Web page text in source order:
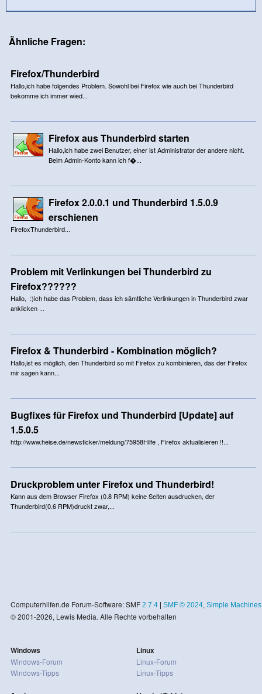
Ähnliche Fragen:
Firefox/Thunderbird
Hallo,ich habe folgendes Problem. Sowohl bei Firefox wie auch bei Thunderbird
bekomme ich immer wied...
Firefox aus Thunderbird starten
Hallo,ich habe zwei Benutzer, einer ist Administrator der andere nicht.
Beim Admin-Konto kann ich f�...
Firefox 2.0.0.1 und Thunderbird 1.5.0.9
erschienen
FirefoxThunderbird...
Problem mit Verlinkungen bei Thunderbird zu
Firefox??????
Hallo, :)ich habe das Problem, dass ich sämtliche Verlinkungen in Thunderbird zwar
anklicken ...
Firefox & Thunderbird - Kombination möglich?
Hallo,ist es möglich, den Thunderbird so mit Firefox zu kombinieren, das der Firefox
mir sagen kann...
Bugfixes für Firefox und Thunderbird [Update] auf
1.5.0.5
http://www.heise.de/newsticker/meldung/75958Hilfe , Firefox aktualisieren !!...
Druckproblem unter Firefox und Thunderbird!
Kann aus dem Browser Firefox (0.8 RPM) keine Seiten ausdrucken, der
Thunderbird(0.6 RPM)druckt zwar,...
Computerhilfen.de Forum-Software: SMF 2.7.4| SMF © 2024, Simple Machines
© 2001-2026, Lewis Media. Alle Rechte vorbehalten
Windows
Windows-Forum
Windows-Tipps
Linux
Linux-Forum
Linux-Tipps